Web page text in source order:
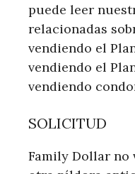
puede leer
relacionadas
vendiendo el
vendiendo el
vendiendo
SOLICITUD
Family Dollar no